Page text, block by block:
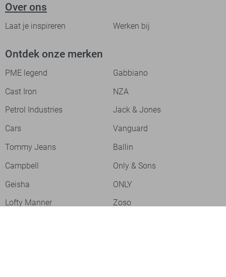
Over ons
Laat je inspireren Werken bij
Ontdek onze merken
PME legend
Gabbiano
Cast Iron
NZA
Petrol Industries
Jack & Jones
Cars
Vanguard
Tommy Jeans
Ballin
Campbell
Only & Sons
Geisha
ONLY
Lofty Manner
Zoso